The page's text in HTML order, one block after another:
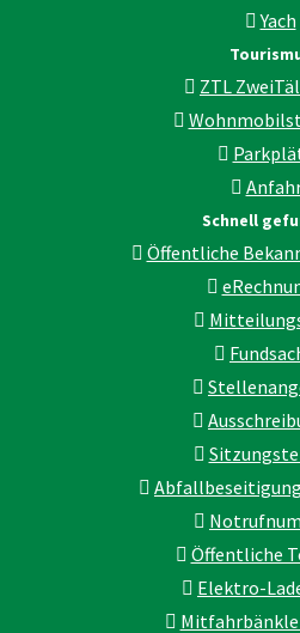
Yach
ZTL
Schnell
Öffentliche
Öffentliche
Elektro-
Mitfahrbänkle